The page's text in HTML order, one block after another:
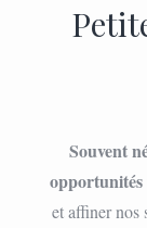
Souvent
et affiner nos